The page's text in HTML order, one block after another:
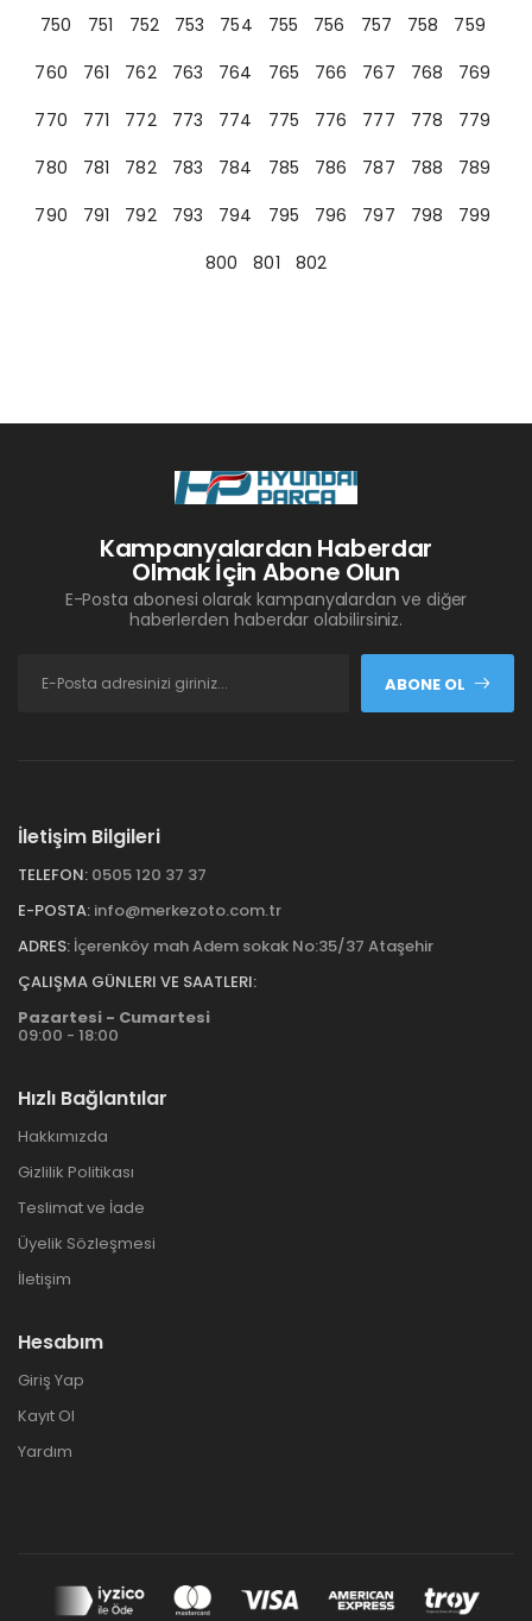
750
751 752 753 754 755 756 757 758
759
760
761 762 763 764 765 766 767 768
769
770
771 772 773 774 775 776 777 778
779
780
781 782 783 784 785 786 787 788
789
790
791 792 793 794 795 796 797 798
799
800
801 802
Kampanyalardan Haberdar
Olmak İçin Abone Olun
E-Posta abonesi olarak kampanyalardan ve diğer
haberlerden haberdar olabilirsiniz.
ABONE OL
İletişim Bilgileri
TELEFON: 0505 120 37 37
E-POSTA: info@merkezoto.com.tr
ADRES: İçerenköy mah Adem sokak No:35/37 Ataşehir
ÇALIŞMA GÜNLERI VE SAATLERI:
Pazartesi - Cumartesi
09:00 - 18:00
Hızlı Bağlantılar
Hakkımızda
Gizlilik Politikası
Teslimat ve İade
Üyelik Sözleşmesi
İletişim
Hesabım
Giriş Yap
Kayıt Ol
Yardım